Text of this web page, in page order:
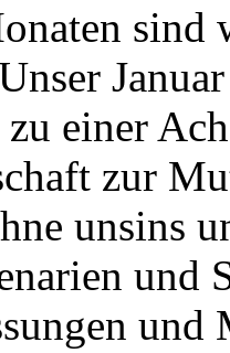
einer
zur
unsins
und
und